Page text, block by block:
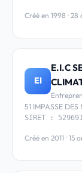
Créé en 1998 · 28
EI
E.I.C
51 IMPASSE
SIRET :
Créé en 2011 · 15